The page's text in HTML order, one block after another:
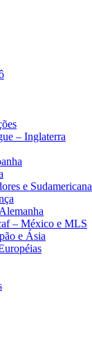
– Inglaterra
e Sudamericana
– México e MLS
e Ásia